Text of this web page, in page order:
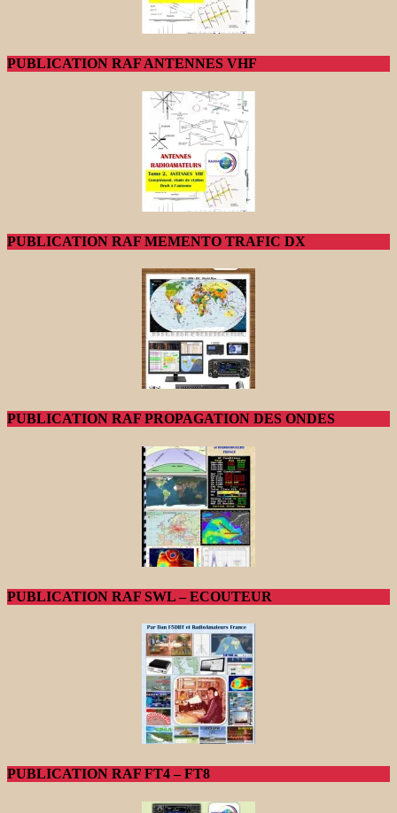
PUBLICATION RAF ANTENNES VHF
PUBLICATION RAF MEMENTO TRAFIC DX
PUBLICATION RAF PROPAGATION DES ONDES
PUBLICATION RAF SWL – ECOUTEUR
PUBLICATION RAF FT4 – FT8